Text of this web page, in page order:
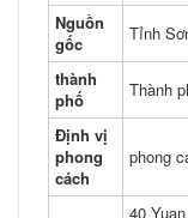
Nguồn
gốc
Tỉnh
thành
phố
Thành
Định vị
phong
cách
phong
40